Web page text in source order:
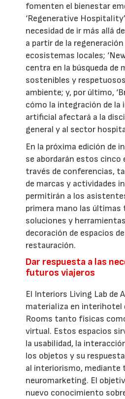
fomenten el bienestar
‘Regenerative
necesidad de ir más allá
a partir de la regeneración
ecosistemas locales;
centra en la búsqueda de
sostenibles y
ambiente; y, por último,
cómo la integración de la
artificial afectará a la
general y al sector
En la próxima edición de
se abordarán estos cinco
través de conferencias,
de marcas y actividades
permitirán a los
primera mano las últimas
soluciones y
decoración de espacios
restauración.
Dar respuesta a las
futuros viajeros
El Interiors Living Lab de
materializa en interihotel
Rooms tanto físicas
virtual. Estos espacios
la usabilidad, la
los objetos y su
al interiorismo, mediante
neuromarketing. El
nuevo conocimiento